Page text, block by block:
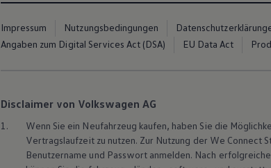
Impressum Nutzungsbedingungen
Angaben zum Digital Services Act (DSA)
EU Data Act
Disclaimer von Volkswagen AG
1. Wenn Sie ein Neufahrzeug kaufen, haben Sie die
Vertragslaufzeit zu nutzen. Zur Nutzung der We Connect
Benutzername und Passwort anmelden. Nach